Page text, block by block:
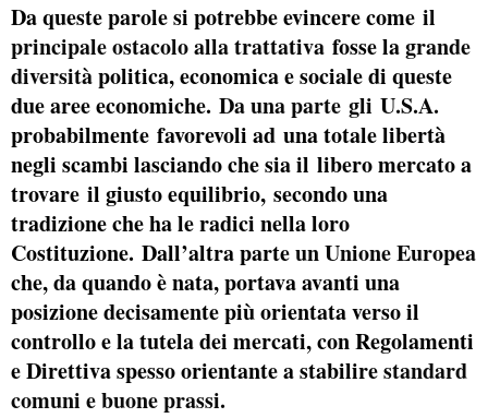
Da queste parole si potrebbe evincere come il
principale ostacolo alla trattativa fosse lagrande
diversitàpolitica, economica e sociale di queste
due aree economiche. Da una parte gli U.S.A.
probabilmente favorevoli ad una totale libertà
negli scambi lasciando che sia il libero mercato a
trovare il giusto equilibrio, secondo una
tradizione che ha le radici nella loro
Costituzione. Dall’altra parteun Unione Europea
che, da quando è nata, portava avanti una
posizione decisamente più orientata verso il
controllo e la tutela dei mercati, con Regolamenti
e Direttiva spesso orientante a stabilirestandard
comuni e buone prassi.